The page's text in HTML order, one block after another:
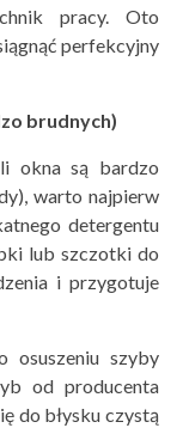
pracy. Oto
perfekcyjny
brudnych)
okna są bardzo
warto najpierw
detergentu
lub szczotki do
i przygotuje
osuszeniu szyby
od producenta
do błysku czystą